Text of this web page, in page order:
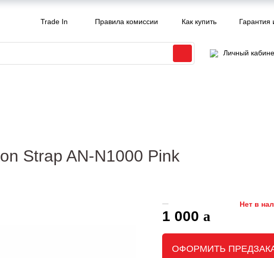
Trade In Правила комиссии Как купить Гарантия
Личный
Strap AN-N1000 Pink
Нет в
1 000
ОФОРМИТЬ